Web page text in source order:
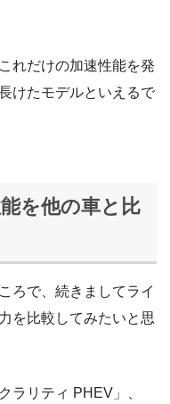
れだけの加速性能を発
けたモデルといえるで
を他の車と比
ろで、続きましてライ
を比較してみたいと思
ラリティ PHEV」、